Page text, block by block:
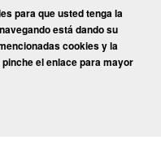
para que usted tenga la
está dando su
cookies y la
el enlace para mayor
SU 25º ANIVERSARIO!
SU 25º